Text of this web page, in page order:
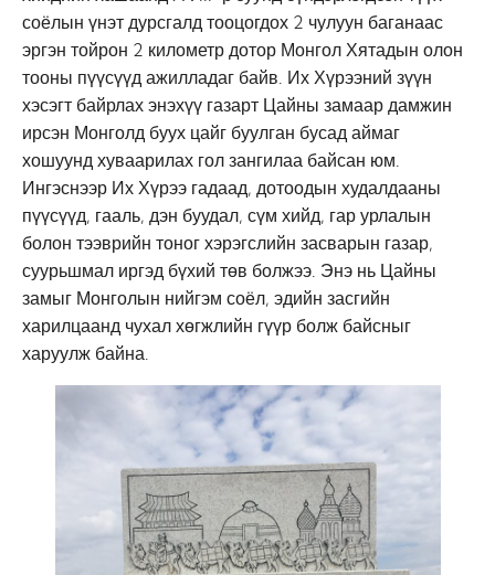
соёлын үнэт дурсгалд тооцогдох 2 чулуун баганаас
эргэн тойрон 2 километр дотор Монгол Хятадын олон
тооны пүүсүүд ажилладаг байв. Их Хүрээний зүүн
хэсэгт байрлах энэхүү газарт Цайны замаар дамжин
ирсэн Монголд буух цайг буулган бусад аймаг
хошуунд хуваарилах гол зангилаа байсан юм.
Ингэснээр Их Хүрээ гадаад, дотоодын худалдааны
пүүсүүд, гааль, дэн буудал, сүм хийд, гар урлалын
болон тээврийн тоног хэрэгслийн засварын газар,
суурьшмал иргэд бүхий төв болжээ. Энэ нь Цайны
замыг Монголын нийгэм соёл, эдийн засгийн
харилцаанд чухал хөгжлийн гүүр болж байсныг
харуулж байна.